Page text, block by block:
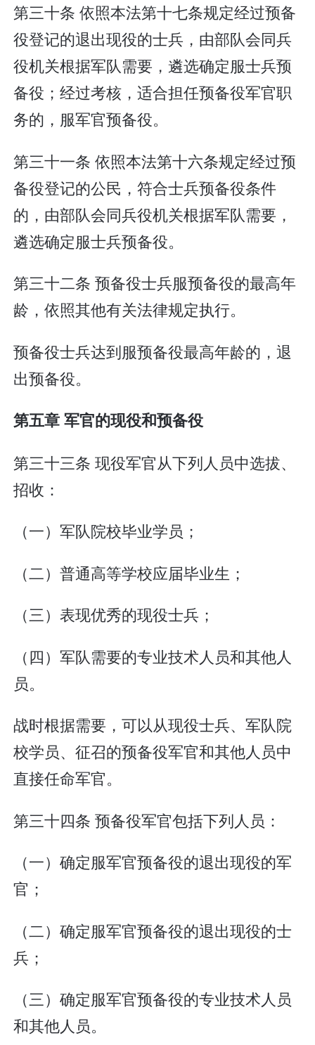
第三十条 依照本法第十七条规定经过预备
役登记的退出现役的士兵，由部队会同兵
役机关根据军队需要，遴选确定服士兵预
备役；经过考核，适合担任预备役军官职
务的，服军官预备役。
第三十一条 依照本法第十六条规定经过预
备役登记的公民，符合士兵预备役条件
的，由部队会同兵役机关根据军队需要，
遴选确定服士兵预备役。
第三十二条 预备役士兵服预备役的最高年
龄，依照其他有关法律规定执行。
预备役士兵达到服预备役最高年龄的，退
出预备役。
第五章 军官的现役和预备役
第三十三条 现役军官从下列人员中选拔、
招收：
（一）军队院校毕业学员；
（二）普通高等学校应届毕业生；
（三）表现优秀的现役士兵；
（四）军队需要的专业技术人员和其他人
员。
战时根据需要，可以从现役士兵、军队院
校学员、征召的预备役军官和其他人员中
直接任命军官。
第三十四条 预备役军官包括下列人员：
（一）确定服军官预备役的退出现役的军
官；
（二）确定服军官预备役的退出现役的士
兵；
（三）确定服军官预备役的专业技术人员
和其他人员。